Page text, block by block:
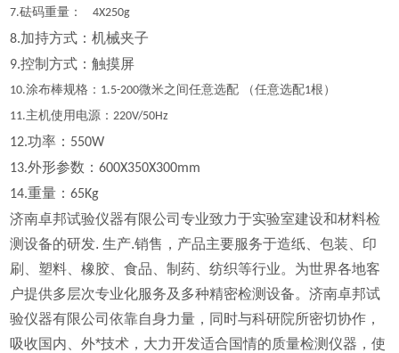
7.砝码重量：4X250g
8.加持方式：机械夹子
9.控制方式：触摸屏
10.涂布棒规格： 1.5-200微米之间任意选配 （任意选配1根）
11.主机使用电源：220V/50Hz
12.功率： 550W
13.外形参数：600X350X300mm
14.重量：65Kg
济南卓邦试验仪器有限公司专业致力于实验室建设和材料检
测设备的研发. 生产.销售，产品主要服务于造纸、包装、印
刷、塑料、橡胶、食品、制药、纺织等行业。为世界各地客
户提供多层次专业化服务及多种精密检测设备。济南卓邦试
验仪器有限公司依靠自身力量，同时与科研院所密切协作，
吸收国内、外*技术，大力开发适合国情的质量检测仪器，使